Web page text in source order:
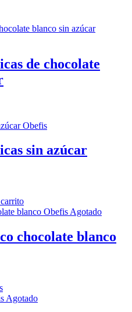
de chocolate
sin azúcar
Agotado
chocolate blanco
Agotado